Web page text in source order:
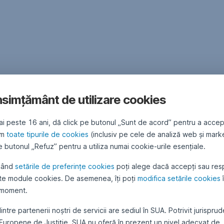
ERSTE Liquidity RON, ERSTE Bond Flexible RON,
ERSTE MIX PRUDENT RON), YOU INVEST Active EUR
Liquidity RON, ERSTE Bond Flexible RON, ERSTE Bond
RON), YOU INVEST Active EUR și ERSTE MIX PRUDENT
anuale se pot obţine gratuit: de la sediul societăţii din Bld.
de pe website-ul societăţii
de utilizare cookies
peste 16 ani, dă click pe butonul „Sunt de acord” pentru a
toate tipurile de cookies (inclusiv pe cele de analiză web și
butonul „Refuz” pentru a utiliza numai cookie-urile esențiale.
setările de preferințe cookies poți alege dacă accepți sau
module cookies. De asemenea, îți poți modifica setările cookies
partenerii noștri de servicii are sediul în SUA. Potrivit
de Justiție, SUA nu oferă în prezent un nivel adecvat de